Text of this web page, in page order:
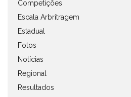
Competições
Escala Arbritragem
Estadual
Fotos
Notícias
Regional
Resultados